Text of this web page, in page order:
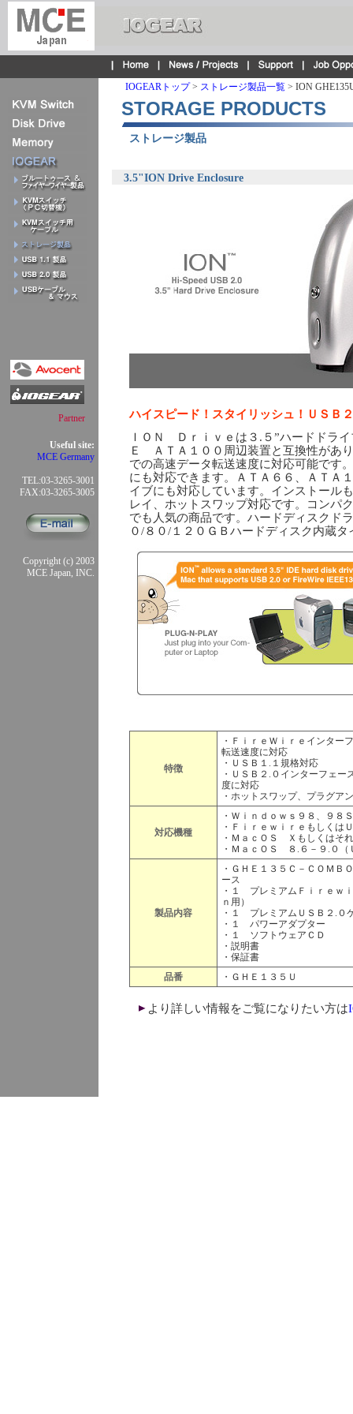
Partner
Useful site:
MCE Germany
TEL:03-3265-3001
FAX:03-3265-3005
Copyright (c) 2003
MCE Japan, INC.
IOGEARトップ> ストレージ製品一覧 > ION
STORAGE PRODUCTS
ストレージ製品
3.5"ION Drive Enclosure
ハイスピード！スタイリッシュ！ＵＳＢ
ＩＯＮ Ｄｒｉｖｅは３.５”ハードドラ
Ｅ ＡＴＡ１００周辺装置と互換性があ
での高速データ転送速度に対応可能です
にも対応できます。ＡＴＡ６６、ＡＴＡ
イブにも対応しています。インストール
レイ、ホットスワップ対応です。コンパ
でも人気の商品です。ハードディスクド
０/８０/１２０ＧＢハードディスク内蔵
特徴
・ＦｉｒｅＷｉｒｅインター
転送速度に対応
・ＵＳＢ１.１規格対応
・ＵＳＢ２.０インターフェ
度に対応
・ホットスワップ、プラグア
対応機種
・Ｗｉｎｄｏｗｓ９８、９８
・Ｆｉｒｅｗｉｒｅもしくは
・ＭａｃＯＳ Ｘもしくはそ
・ＭａｃＯＳ ８.６－９.０
製品内容
・ＧＨＥ１３５Ｃ－ＣＯＭＢ
ース
・１ プレミアムＦｉｒｅｗ
ｎ用）
・１ プレミアムＵＳＢ２.０
・１ パワーアダプター
・１ ソフトウェアＣＤ
・説明書
・保証書
品番
・ＧＨＥ１３５Ｕ
より詳しい情報をご覧になりたい方は